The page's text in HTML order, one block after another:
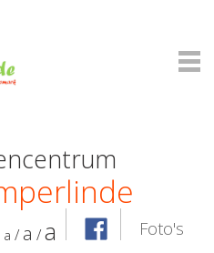
a / a /a Foto's